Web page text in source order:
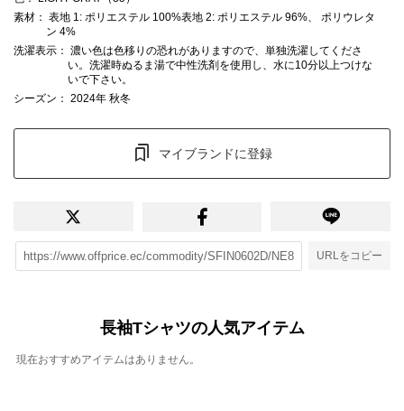
素材 ： 表地 1: ポリエステル 100%表地 2: ポリエステル 96%、 ポリウレタ
ン 4%
洗濯表示 ： 濃い色は色移りの恐れがありますので、単独洗濯してくださ
い。洗濯時ぬるま湯で中性洗剤を使用し、水に10分以上つけな
いで下さい。
シーズン ： 2024年 秋冬
マイブランドに登録
URLをコピー
長袖Tシャツの人気アイテム
現在おすすめアイテムはありません。